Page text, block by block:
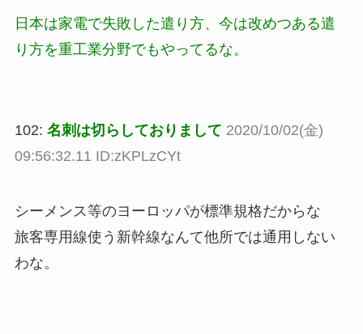
日本は家電で失敗した遣り方、今は改めつある遣
り方を重工業分野でもやってるな。
102: 名刺は切らしておりまして 2020/10/02(金)
09:56:32.11 ID:zKPLzCYt
シーメンス等のヨーロッパが標準規格だからな
旅客専用線使う新幹線なんて他所では通用しない
わな。